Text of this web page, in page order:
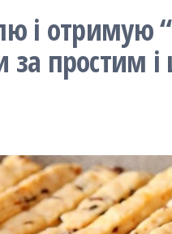
і отримую
за простим